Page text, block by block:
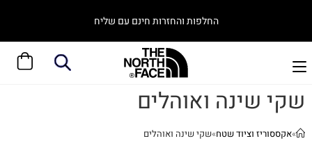
החלפות והחזרות חינם עם שליח
שקי שינה ואוהלים
»אקססוריז וציוד שטח»שקי שינה ואוהלים